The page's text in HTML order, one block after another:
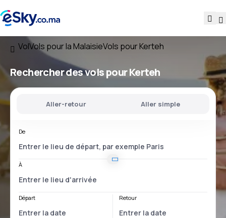
VolVols pour la MalaisieVols pour Kerteh
Rechercher des vols pour Kerteh
Aller-retour Aller simple
De
À
Départ Retour